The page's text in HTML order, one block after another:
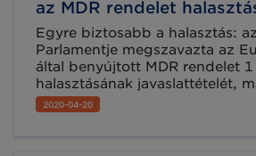
az MDR rendelet
Egyre biztosabb a halasztás:
Parlamentje megszavazta az
által benyújtott MDR rendelet 1
halasztásának javaslattételét,
Tagállamoknak kell jóváhagyni a
kezdeményezést.
2020-04-20